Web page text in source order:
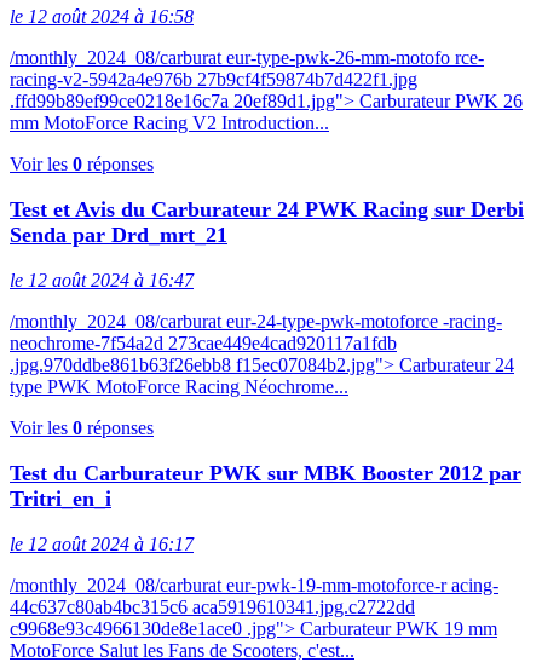
le 12 août 2024 à 16:58
/monthly_2024_08/carburat eur-type-pwk-26-mm-motofo rce-
racing-v2-5942a4e976b 27b9cf4f59874b7d422f1.jpg
.ffd99b89ef99ce0218e16c7a 20ef89d1.jpg"> Carburateur PWK 26
mm MotoForce Racing V2 Introduction...
Voir les 0 réponses
Test et Avis du Carburateur 24 PWK Racing sur Derbi
Senda par Drd_mrt_21
le 12 août 2024 à 16:47
/monthly_2024_08/carburat eur-24-type-pwk-motoforce -racing-
neochrome-7f54a2d 273cae449e4cad920117a1fdb
.jpg.970ddbe861b63f26ebb8 f15ec07084b2.jpg"> Carburateur 24
type PWK MotoForce Racing Néochrome...
Voir les 0 réponses
Test du Carburateur PWK sur MBK Booster 2012 par
Tritri_en_i
le 12 août 2024 à 16:17
/monthly_2024_08/carburat eur-pwk-19-mm-motoforce-r acing-
44c637c80ab4bc315c6 aca5919610341.jpg.c2722dd
c9968e93c4966130de8e1ace0 .jpg"> Carburateur PWK 19 mm
MotoForce Salut les Fans de Scooters, c'est...